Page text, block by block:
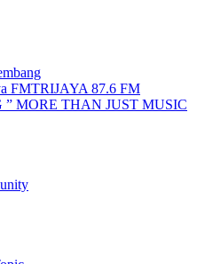
TRIJAYA 87.6 FM
MORE THAN JUST MUSIC